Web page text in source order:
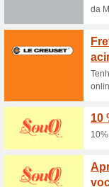
Costa
100%
Invista